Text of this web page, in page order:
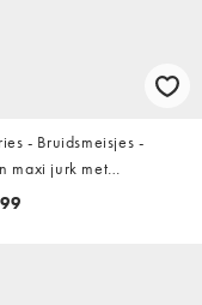
- Bruidsmeisjes -
maxi jurk met
V-hals in